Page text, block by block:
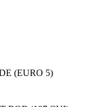
(EURO 5)